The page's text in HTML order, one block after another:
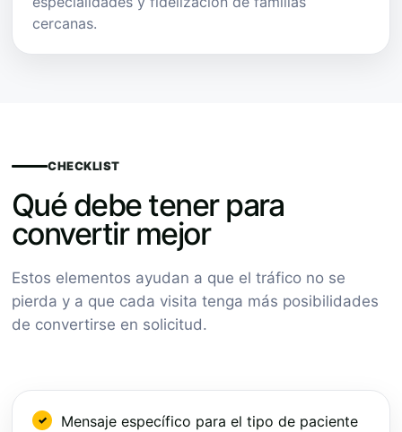
cercanas.
CHECKLIST
Qué debe tener para
convertir mejor
Estos elementos ayudan a que el tráfico no se
pierda y a que cada visita tenga más posibilidades
de convertirse en solicitud.
Mensaje específico para el tipo de paciente